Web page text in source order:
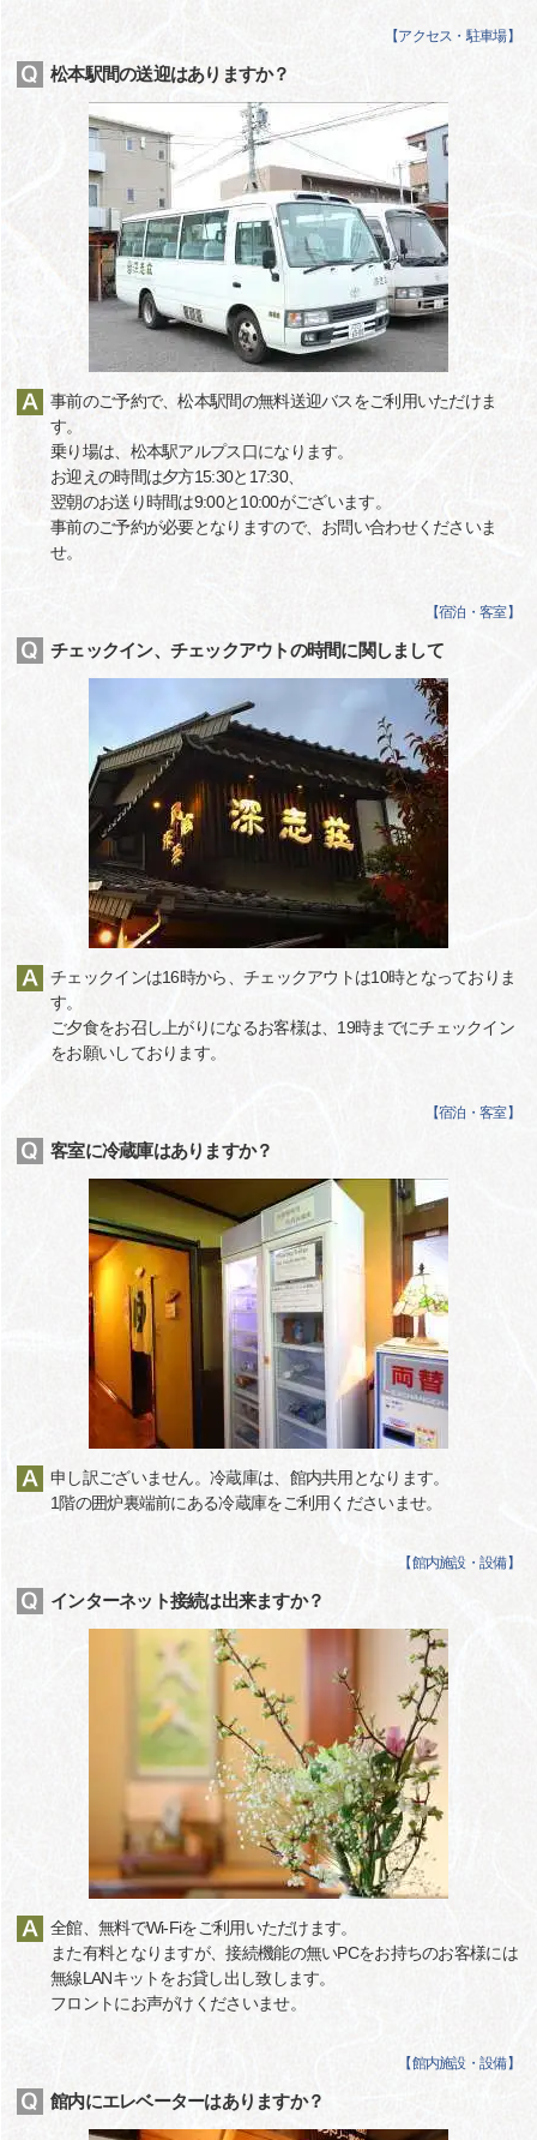
【アクセス・駐車場】
松本駅間の送迎はありますか？
事前のご予約で、松本駅間の無料送迎バスをご利用いただけま
す。
乗り場は、松本駅アルプス口になります。
お迎えの時間は夕方15:30と17:30、
翌朝のお送り時間は9:00と10:00がございます。
事前のご予約が必要となりますので、お問い合わせくださいま
せ。
【宿泊・客室】
チェックイン、チェックアウトの時間に関しまして
チェックインは16時から、チェックアウトは10時となっておりま
す。
ご夕食をお召し上がりになるお客様は、19時までにチェックイン
をお願いしております。
【宿泊・客室】
客室に冷蔵庫はありますか？
申し訳ございません。冷蔵庫は、館内共用となります。
1階の囲炉裏端前にある冷蔵庫をご利用くださいませ。
【館内施設・設備】
インターネット接続は出来ますか？
全館、無料でWi-Fiをご利用いただけます。
また有料となりますが、接続機能の無いPCをお持ちのお客様には
無線LANキットをお貸し出し致します。
フロントにお声がけくださいませ。
【館内施設・設備】
館内にエレベーターはありますか？